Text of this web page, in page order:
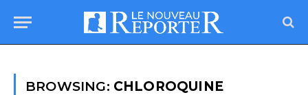
BROWSING: CHLOROQUINE